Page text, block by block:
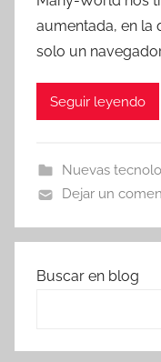
aumentada, en la
solo un
Seguir leyendo
Nuevas
Dejar un
Buscar en blog